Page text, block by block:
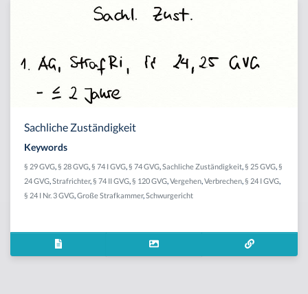
Sachliche Zuständigkeit
Keywords
§ 29 GVG § 28 GVG § 74 I GVG § 74 GVG Sachliche Zuständigkeit § 25 GVG §
24 GVG Strafrichter, § 74 II GVG § 120 GVG Vergehen Verbrechen § 24 I GVG
§ 24 I Nr. 3 GVG Große Strafkammer, Schwurgericht